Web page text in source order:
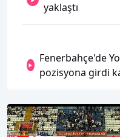
yaklaştı
Fenerbahçe'de
pozisyona girdi